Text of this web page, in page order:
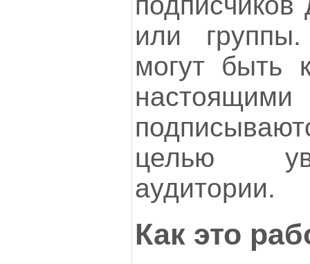
или
могут быть
целью
аудитории.
Как это